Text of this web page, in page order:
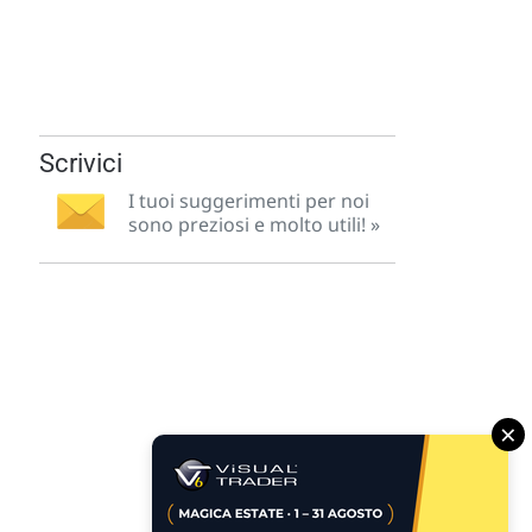
Scrivici
I tuoi suggerimenti per noi
sono preziosi e molto utili! »
×